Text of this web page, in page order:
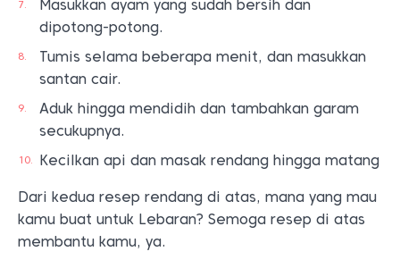
Masukkan ayam yang sudah bersih dan
dipotong-potong.
Tumis selama beberapa menit, dan masukkan
santan cair.
Aduk hingga mendidih dan tambahkan garam
secukupnya.
Kecilkan api dan masak rendang hingga matang
Dari kedua resep rendang di atas, mana yang mau
kamu buat untuk Lebaran? Semoga resep di atas
membantu kamu, ya.